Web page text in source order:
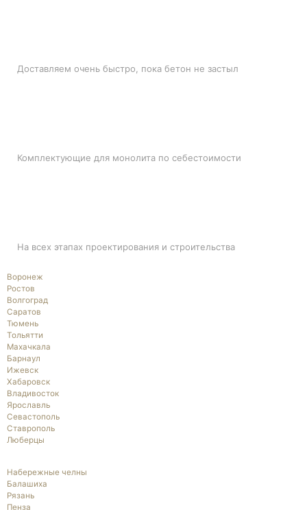
Доставляем очень быстро, пока бетон не застыл
Комплектующие для монолита по себестоимости
На всех этапах проектирования и строительства
Воронеж
Ростов
Волгоград
Саратов
Тюмень
Тольятти
Махачкала
Барнаул
Ижевск
Хабаровск
Владивосток
Ярославль
Севастополь
Ставрополь
Люберцы
Набережные челны
Балашиха
Рязань
Пенза